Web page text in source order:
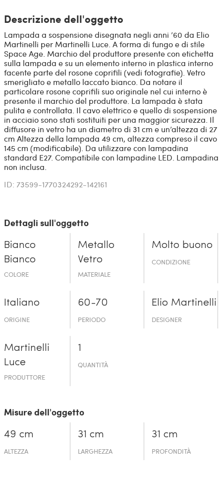
Descrizione dell'oggetto
Lampada a sospensione disegnata negli anni ’60 da Elio
Martinelli per Martinelli Luce. A forma di fungo e di stile
Space Age. Marchio del produttore presente con etichetta
sulla lampada e su un elemento interno in plastica interno
facente parte del rosone coprifili (vedi fotografie). Vetro
smerigliato e metallo laccato bianco. Da notare il
particolare rosone coprifili suo originale nel cui interno è
presente il marchio del produttore. La lampada è stata
pulita e controllata. Il cavo elettrico e quello di sospensione
in acciaio sono stati sostituiti per una maggior sicurezza. Il
diffusore in vetro ha un diametro di 31 cm e un’altezza di 27
cm Altezza della lampada 49 cm, altezza compreso il cavo
145 cm (modificabile). Da utilizzare con lampadina
standard E27. Compatibile con lampadine LED. Lampadina
non inclusa.
ID: 73599-1770324292-142161
Dettagli sull'oggetto
Bianco
Bianco
COLORE
Metallo
Vetro
MATERIALE
Molto buono
CONDIZIONE
Italiano
ORIGINE
60-70
PERIODO
Elio Martinelli
DESIGNER
Martinelli
Luce
PRODUTTORE
1
QUANTITÀ
Misure dell'oggetto
49 cm
ALTEZZA
31 cm
LARGHEZZA
31 cm
PROFONDITÀ